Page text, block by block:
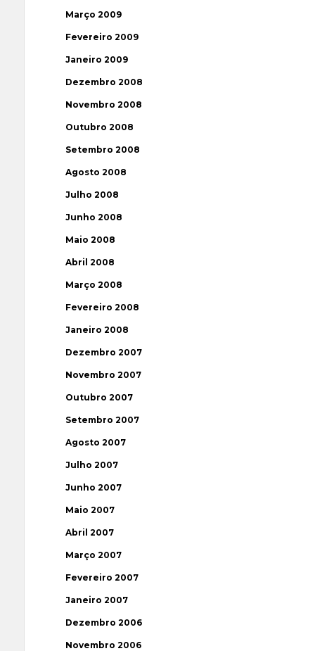
Março 2009
Fevereiro 2009
Janeiro 2009
Dezembro 2008
Novembro 2008
Outubro 2008
Setembro 2008
Agosto 2008
Julho 2008
Junho 2008
Maio 2008
Abril 2008
Março 2008
Fevereiro 2008
Janeiro 2008
Dezembro 2007
Novembro 2007
Outubro 2007
Setembro 2007
Agosto 2007
Julho 2007
Junho 2007
Maio 2007
Abril 2007
Março 2007
Fevereiro 2007
Janeiro 2007
Dezembro 2006
Novembro 2006